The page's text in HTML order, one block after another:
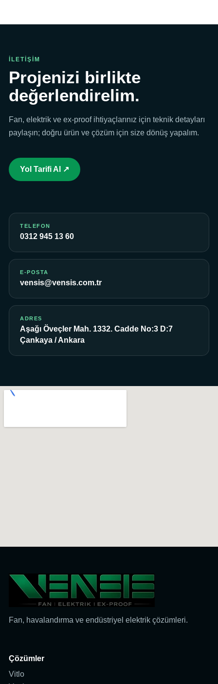
İLETİŞİM
Projenizi birlikte
değerlendirelim.
Fan, elektrik ve ex-proof ihtiyaçlarınız için teknik detayları
paylaşın; doğru ürün ve çözüm için size dönüş yapalım.
Yol Tarifi Al ↗
TELEFON
0312 945 13 60
E-POSTA
vensis@vensis.com.tr
ADRES
Aşağı Öveçler Mah. 1332. Cadde No:3 D:7
Çankaya / Ankara
Fan, havalandırma ve endüstriyel elektrik çözümleri.
Çözümler
Vitlo